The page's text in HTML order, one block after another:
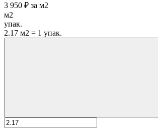
3 950 ₽ за м2
м2
упак.
2.17 м2 = 1 упак.